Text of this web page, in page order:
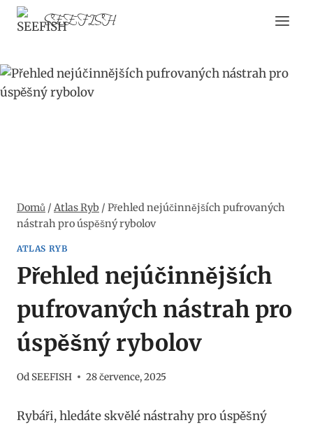
Přeskočit
SEEFISH
Domů / Atlas Ryb / Přehled nejúčinnějších pufrovaných
nástrah pro úspěšný rybolov
ATLAS RYB
Přehled nejúčinnějších
pufrovaných nástrah pro
úspěšný rybolov
Od SEEFISH 28 července, 2025
Rybáři, hledáte skvělé nástrahy pro úspěšný